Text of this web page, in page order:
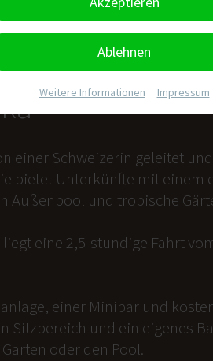
einer Schweizerin geleitet
bietet Unterkünfte mit einem
Außenpool und tropische
liegt eine 2,5-stündige Fahrt
einer Minibar und
Sitzbereich und ein eigenes
oder den Pool.
Ablehnen
Weitere Informationen Impressum